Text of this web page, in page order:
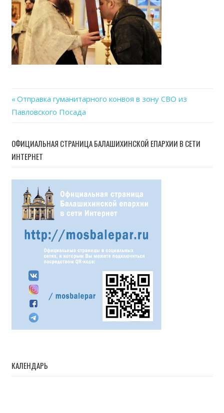
Навигация
записям
Previous
Post:
Отправка гуманитарного конвоя в зону СВО из
Павловского Посада
ОФИЦИАЛЬНАЯ СТРАНИЦА БАЛАШИХИНСКОЙ ЕПАРХИИ В СЕТИ
ИНТЕРНЕТ
КАЛЕНДАРЬ